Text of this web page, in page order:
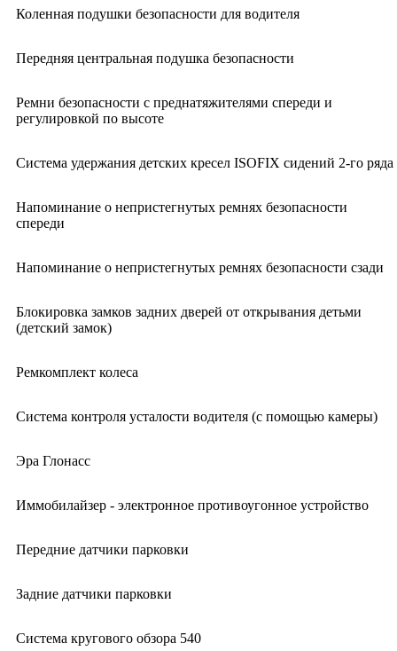
Коленная подушки безопасности для водителя
Передняя центральная подушка безопасности
Ремни безопасности с преднатяжителями спереди и
регулировкой по высоте
Система удержания детских кресел ISOFIX сидений 2-го ряда
Напоминание о непристегнутых ремнях безопасности
спереди
Напоминание о непристегнутых ремнях безопасности сзади
Блокировка замков задних дверей от открывания детьми
(детский замок)
Ремкомплект колеса
Система контроля усталости водителя (с помощью камеры)
Эра Глонасс
Иммобилайзер - электронное противоугонное устройство
Передние датчики парковки
Задние датчики парковки
Система кругового обзора 540